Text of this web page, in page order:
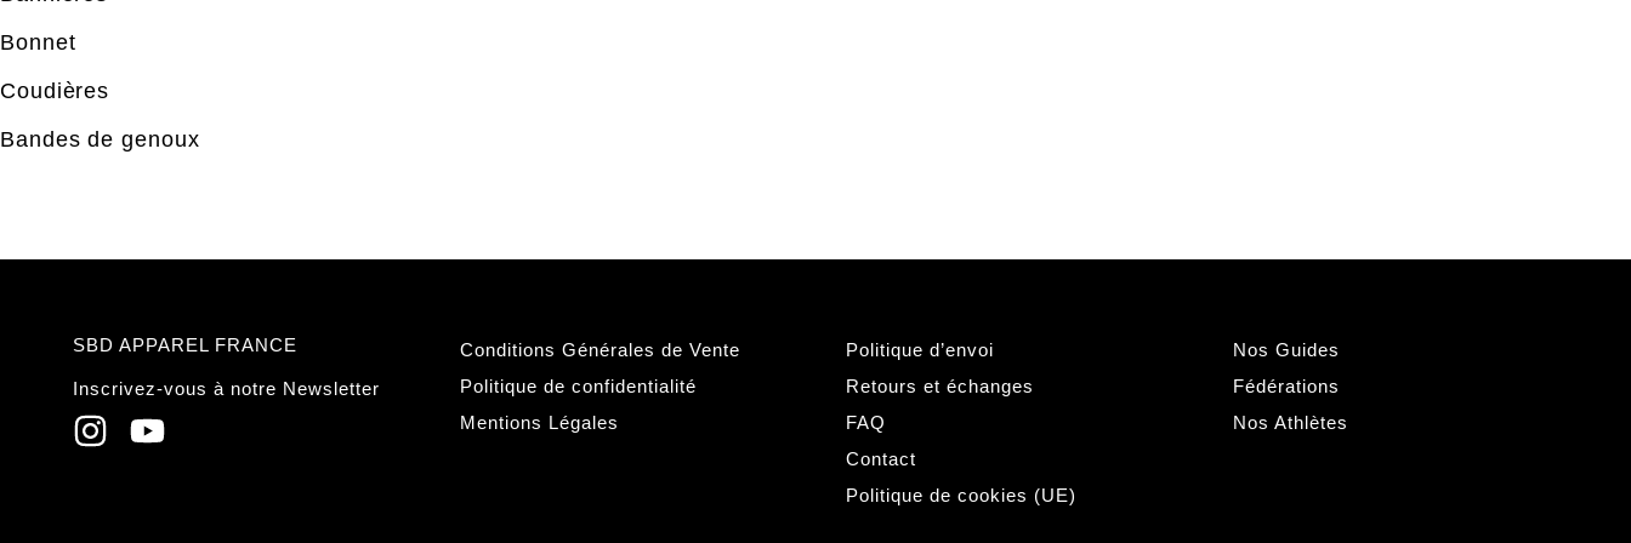
Bonnet
Coudières
Bandes de genoux
SBD APPAREL FRANCE
Inscrivez-vous à notre Newsletter
Conditions Générales de Vente
Politique de confidentialité
Mentions Légales
Politique d’envoi
Retours et échanges
FAQ
Contact
Politique de cookies (UE)
Nos Guides
Fédérations
Nos Athlètes